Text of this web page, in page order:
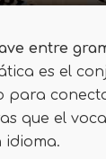
entre
es el
para
que el
idioma.